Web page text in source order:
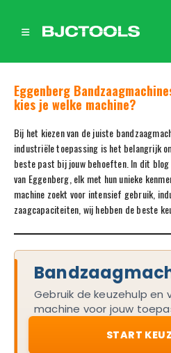
Eggenberg
kies je welke machine?
Bij het kiezen van de juiste
industriële toepassing is het belangrijk
beste past bij jouw behoeften. In dit
van Eggenberg, elk met hun unieke
machine zoekt voor intensief gebruik,
zaagcapaciteiten, wij hebben de beste
Gebruik de keuzehulp en
machine voor jouw
START